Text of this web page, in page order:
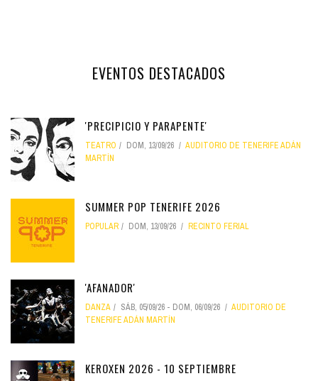
EVENTOS DESTACADOS
'PRECIPICIO Y PARAPENTE'
TEATRO DOM, 13/09/26
AUDITORIO DE TENERIFE ADÁN
MARTÍN
SUMMER POP TENERIFE 2026
POPULAR DOM, 13/09/26 RECINTO FERIAL
'AFANADOR'
DANZA SÁB, 05/09/26 - DOM, 06/09/26
AUDITORIO DE
TENERIFE ADÁN MARTÍN
KEROXEN 2026 - 10 SEPTIEMBRE